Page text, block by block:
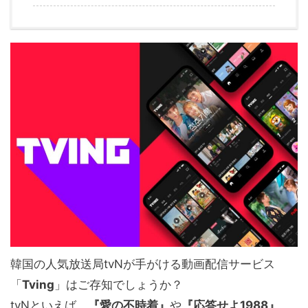
韓国の人気放送局tvNが手がける動画配信サービス
「Tving 」はご存知でしょうか？
tvNといえば、
『愛の不時着』 や 『応答せよ1988』